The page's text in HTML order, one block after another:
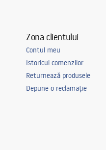
Zona clientului
Contul meu
Istoricul comenzilor
Returnează produsele
Depune o reclamație